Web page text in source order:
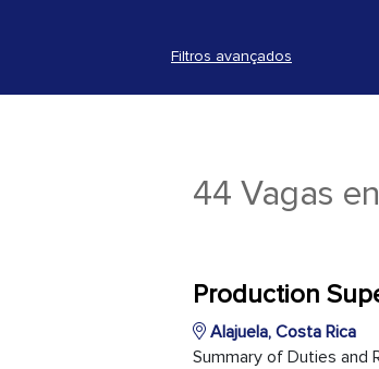
Filtros avançados
44 Vagas
Production
Alajuela, Costa Rica
Summary of Duties and